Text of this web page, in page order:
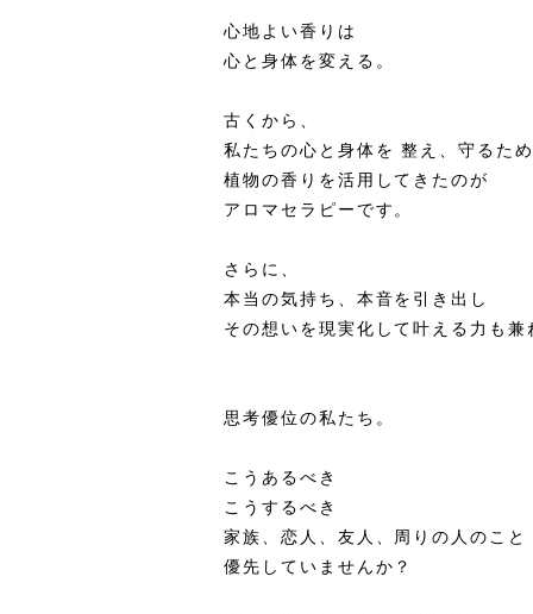
心地よい香りは
心と身体を変える。
古くから、
私たちの心と身体を 整え、守るた
植物の香りを活用してきたのが
アロマセラピーです。
さらに、
本当の気持ち、本音を引き出し
その想いを現実化して叶える力も兼
思考優位の私たち。
こうあるべき
こうするべき
家族、恋人、友人、周りの人のこと
優先していませんか？